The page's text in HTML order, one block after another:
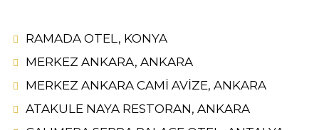
RAMADA OTEL, KONYA
MERKEZ ANKARA, ANKARA
MERKEZ ANKARA CAMİ AVİZE, ANKARA
ATAKULE NAYA RESTORAN, ANKARA